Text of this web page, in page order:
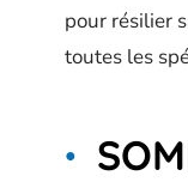
pour résilier
toutes les